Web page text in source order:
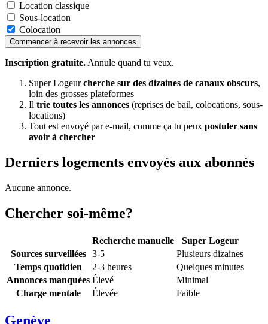
Location classique
Sous-location
Colocation
Commencer à recevoir les annonces
Inscription gratuite. Annule quand tu veux.
Super Logeurcherche sur des dizaines de canaux obscurs,
loin des grosses plateformes
Il trie toutes les annonces (reprises de bail, colocations, sous-
locations)
Tout est envoyé par e-mail, comme ça tu peux postuler sans
avoir à chercher
Derniers logements envoyés aux abonnés
Aucune annonce.
Chercher soi-même?
Recherche manuelle
Super Logeur
Sources surveillées
3-5
Plusieurs dizaines
Temps quotidien
2-3 heures
Quelques minutes
Annonces manquées Élevé
Minimal
Charge mentale
Élevée Faible
Genève